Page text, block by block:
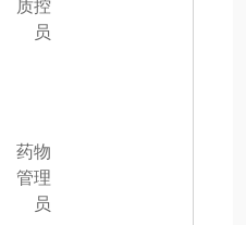
质控
员
药物
管理
员